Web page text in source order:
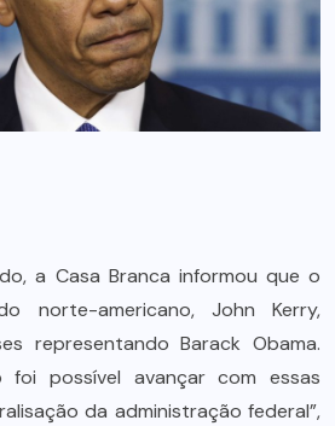
a Casa Branca informou que o
norte-americano, John Kerry,
representando Barack Obama.
foi possível avançar com essas
da administração federal”,